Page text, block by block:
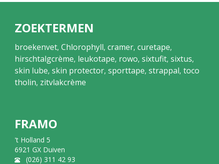
ZOEKTERMEN
broekenvet, Chlorophyll, cramer, curetape,
hirschtalgcrème, leukotape, rowo, sixtufit, sixtus,
skin lube, skin protector, sporttape, strappal, toco
tholin, zitvlakcrème
FRAMO
't Holland 5
6921 GX Duiven
(026) 311 42 93